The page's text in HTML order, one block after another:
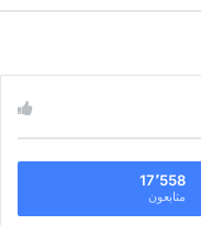
17٬558
متابعون